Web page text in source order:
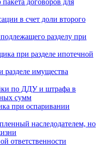
в счет доли второго
разделу при
при разделе ипотечной
разделе имущества
по ДДУ и штрафа в
сумм
при оспаривании
наследодателем, но
ответственности